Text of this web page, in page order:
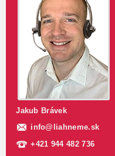
Jakub Brávek
info@ liahneme.sk
+421 944 482 736